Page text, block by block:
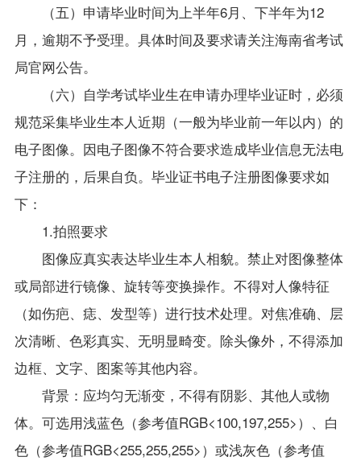
（五）申请毕业时间为上半年6月、下半年为12
月，逾期不予受理。具体时间及要求请关注海南省考试
局官网公告。
（六）自学考试毕业生在申请办理毕业证时，必须
规范采集毕业生本人近期（一般为毕业前一年以内）的
电子图像。因电子图像不符合要求造成毕业信息无法电
子注册的，后果自负。毕业证书电子注册图像要求如
下：
1.拍照要求
图像应真实表达毕业生本人相貌。禁止对图像整体
或局部进行镜像、旋转等变换操作。不得对人像特征
（如伤疤、痣、发型等）进行技术处理。对焦准确、层
次清晰、色彩真实、无明显畸变。除头像外，不得添加
边框、文字、图案等其他内容。
背景：应均匀无渐变，不得有阴影、其他人或物
体。可选用浅蓝色（参考值RGB<100,197,255>）、白
色（参考值RGB<255,255,255>）或浅灰色（参考值